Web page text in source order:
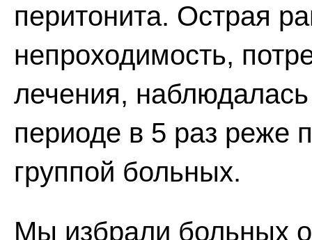
перитонита. Острая
непроходимость,
лечения,
периоде в 5 раз реже
группой больных.
Мы избрали больных